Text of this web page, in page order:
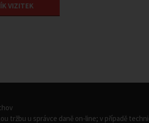
VIZITEK
tržbu u správce daně on-line; v případě